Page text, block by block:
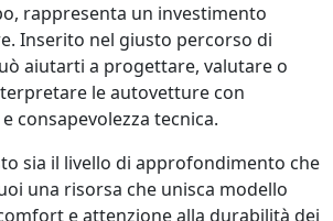
rappresenta un investimento
Inserito nel giusto percorso di
aiutarti a progettare, valutare o
le autovetture con
consapevolezza tecnica.
sia il livello di approfondimento che
una risorsa che unisca modello
e attenzione alla durabilità dei